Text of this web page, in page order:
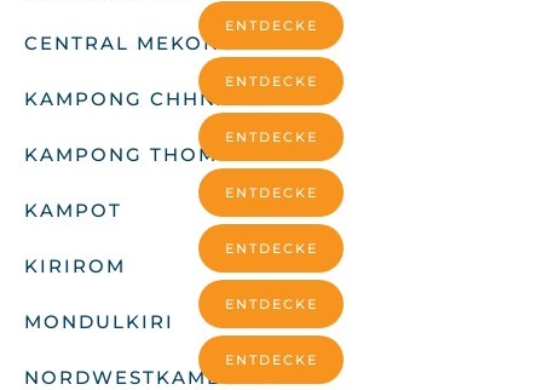
CENTRAL MEKONG
ENTDECKE
KAMPONG CHHNANG
ENTDECKE
KAMPONG THOM
ENTDECKE
KAMPOT
ENTDECKE
KIRIROM
ENTDECKE
MONDULKIRI
ENTDECKE
NORDWESTKAMBODSCHA
ENTDECKE